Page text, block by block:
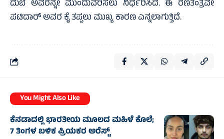
ದುಬೆ ಅವರನ್ನೇ ಮುಂದುವರಿಸಲು ನಿರ್ಧರಿಸಿದೆ. ಈ ರಣತಂತ್ರವೇ
ಪಟಿದಾರ್ ಅವರ ಕೈ ತಪ್ಪಲು ಮುಖ್ಯ ಕಾರಣ ಎನ್ನಲಾಗುತ್ತಿದೆ.
You Might Also Like
ಕೆನಡಾದಲ್ಲಿ ಭಾರತೀಯ ಮೂಲದ ಮಹಿಳೆ ಕೊಲೆ;
7 ತಿಂಗಳ ಬಳಿಕ ಪ್ರಿಯಕರ ಅರೆಸ್ಟ್‌